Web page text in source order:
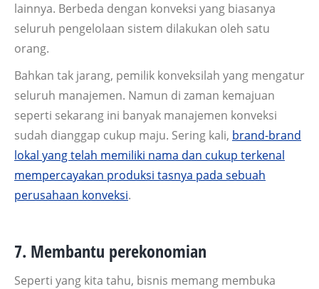
lainnya. Berbeda dengan konveksi yang biasanya
seluruh pengelolaan sistem dilakukan oleh satu
orang.
Bahkan tak jarang, pemilik konveksilah yang mengatur
seluruh manajemen. Namun di zaman kemajuan
seperti sekarang ini banyak manajemen konveksi
sudah dianggap cukup maju. Sering kali, brand-brand
lokal yang telah memiliki nama dan cukup terkenal
mempercayakan produksi tasnya pada sebuah
perusahaan konveksi.
7. Membantu perekonomian
Seperti yang kita tahu, bisnis memang membuka